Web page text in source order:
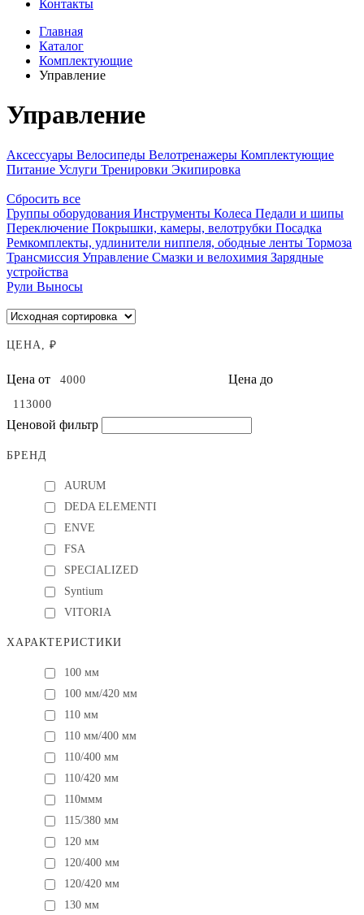
Контакты
Главная
Каталог
Комплектующие
Управление
Управление
Аксессуары Велосипеды Велотренажеры Комплектующие
Питание Услуги Тренировки Экипировка
Сбросить все
Группы оборудования Инструменты Колеса Педали и шипы
Переключение Покрышки, камеры, велотрубки Посадка
Ремкомплекты, удлинители ниппеля, ободные ленты Тормоза
Трансмиссия Управление Смазки и велохимия Зарядные
устройства
Рули Выносы
ЦЕНА, ₽
Цена от Цена до
Ценовой фильтр
БРЕНД
AURUM
DEDA ELEMENTI
ENVE
FSA
SPECIALIZED
Syntium
VITORIA
ХАРАКТЕРИСТИКИ
100 мм
100 мм/420 мм
110 мм
110 мм/400 мм
110/400 мм
110/420 мм
110ммм
115/380 мм
120 мм
120/400 мм
120/420 мм
130 мм